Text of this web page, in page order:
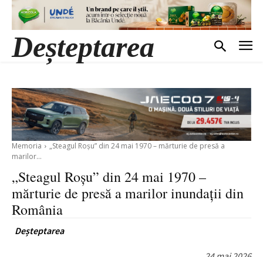
Deșteptarea
Memoria
„Steagul Roșu” din 24 mai 1970 – mărturie de presă a
marilor...
„Steagul Roșu” din 24 mai 1970 –
mărturie de presă a marilor inundații din
România
Deșteptarea